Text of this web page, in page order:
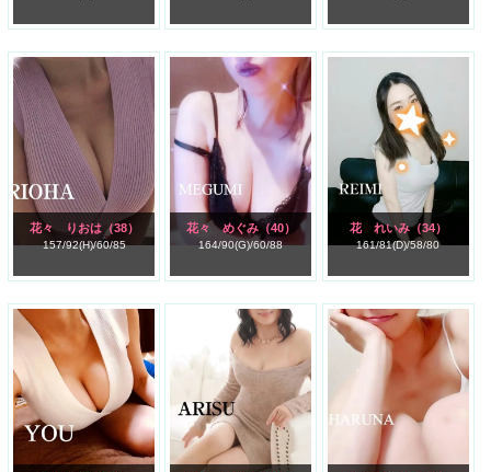
花々 りおは（38）
157/92(H)/60/85
花々 めぐみ（40）
164/90(G)/60/88
花 れいみ（34）
161/81(D)/58/80